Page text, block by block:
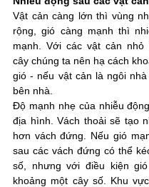
Vật cản càng lớn thì vùng
rộng, gió càng mạnh thì
mạnh. Với các vật cản nhỏ
cây chúng ta nên hạ cách
gió - nếu vật cản là ngôi
bên nhà.
Độ mạnh nhẹ của nhiễu
địa hình. Vách thoải sẽ tạo
hơn vách đứng. Nếu gió
sau các vách đứng có thể
số, nhưng với điều kiện
khoảng một cây số. Khu